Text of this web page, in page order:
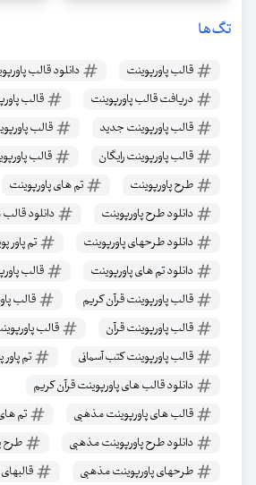
تگ‌ها
قالب پاورپوینت
دانلود قالب
دریافت قالب پاورپوینت
قالب
قالب پاورپوینت جدید
قالب
قالب پاورپوینت رایگان
قالب
طرح پاورپوینت
تم های پاورپوینت
دانلود طرح پاورپوینت
دانلود قالب
دانلود طرحهای پاورپوینت
تم پاور
دانلود تم های پاورپوینت
قالب
قالب پاورپوینت قرآن کریم
قالب
قالب پاورپوینت قرآن
قالب
قالب پاورپوینت کتب آسمانی
تم
دانلود قالب های پاورپوینت قرآن کریم
قالب های پاورپوینت مذهبی
تم
دانلود طرح پاورپوینت مذهبی
طرح
طرحهای پاورپوینت مذهبی